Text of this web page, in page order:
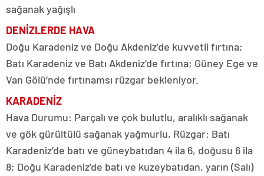
sağanak yağışlı
DENİZLERDE HAVA
Doğu Karadeniz ve Doğu Akdeniz’de kuvvetli fırtına;
Batı Karadeniz ve Batı Akdeniz’de fırtına; Güney Ege ve
Van Gölü’nde fırtınamsı rüzgar bekleniyor.
KARADENİZ
Hava Durumu: Parçalı ve çok bulutlu, aralıklı sağanak
ve gök gürültülü sağanak yağmurlu, Rüzgar: Batı
Karadeniz’de batı ve güneybatıdan 4 ila 6, doğusu 6 ila
8; Doğu Karadeniz’de batı ve kuzeybatıdan, yarın (Salı)